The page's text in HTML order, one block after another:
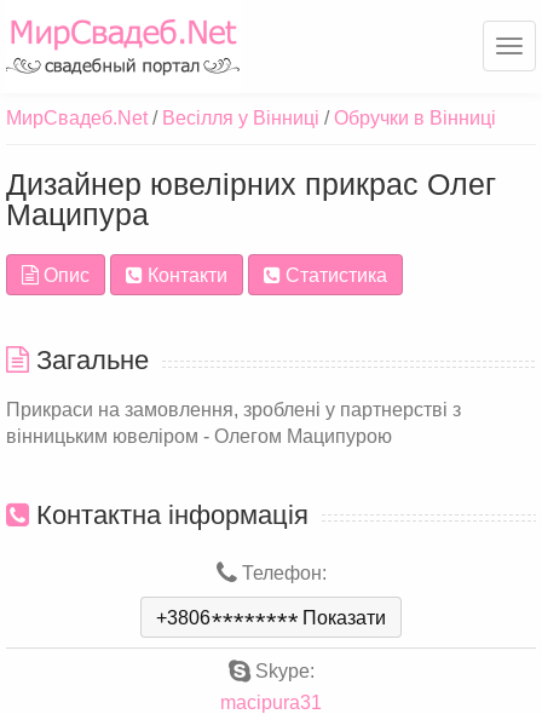
МирСвадеб.Net Весілля у Вінниці Обручки в Вінниці
Дизайнер ювелірних прикрас Олег
Маципура
Опис Контакти Статистика
Загальне
Прикраси на замовлення, зроблені у партнерстві з
вінницьким ювеліром - Олегом Маципурою
Контактна інформація
Телефон:
+3806******** Показати
Skype:
macipura31